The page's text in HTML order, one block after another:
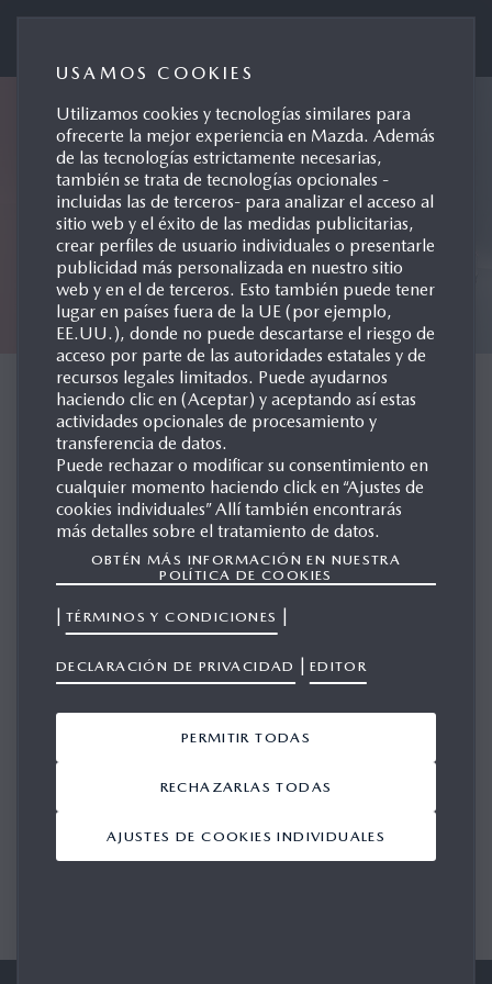
CONCEPT CARS
MAZDA VERISA TS
GALERÍA
Mostrando 1-1 de 1
USAMOS COOKIES
Utilizamos cookies y tecnologías similares para
ofrecerte la mejor experiencia en Mazda. Además
de las tecnologías estrictamente necesarias,
también se trata de tecnologías opcionales -
incluidas las de terceros- para analizar el acceso al
sitio web y el éxito de las medidas publicitarias,
crear perfiles de usuario individuales o presentarle
publicidad más personalizada en nuestro sitio
web y en el de terceros. Esto también puede tener
lugar en países fuera de la UE (por ejemplo,
EE.UU.), donde no puede descartarse el riesgo de
acceso por parte de las autoridades estatales y de
recursos legales limitados. Puede ayudarnos
haciendo clic en (Aceptar) y aceptando así estas
actividades opcionales de procesamiento y
transferencia de datos.
Puede rechazar o modificar su consentimiento en
cualquier momento haciendo click en “Ajustes de
cookies individuales” Allí también encontrarás
más detalles sobre el tratamiento de datos.
OBTÉN MÁS INFORMACIÓN EN NUESTRA
POLÍTICA DE COOKIES
| TÉRMINOS Y CONDICIONES |
DECLARACIÓN DE PRIVACIDAD | EDITOR
AJUSTES DE COOKIES INDIVIDUALES
RECHAZARLAS TODAS
PERMITIR TODAS